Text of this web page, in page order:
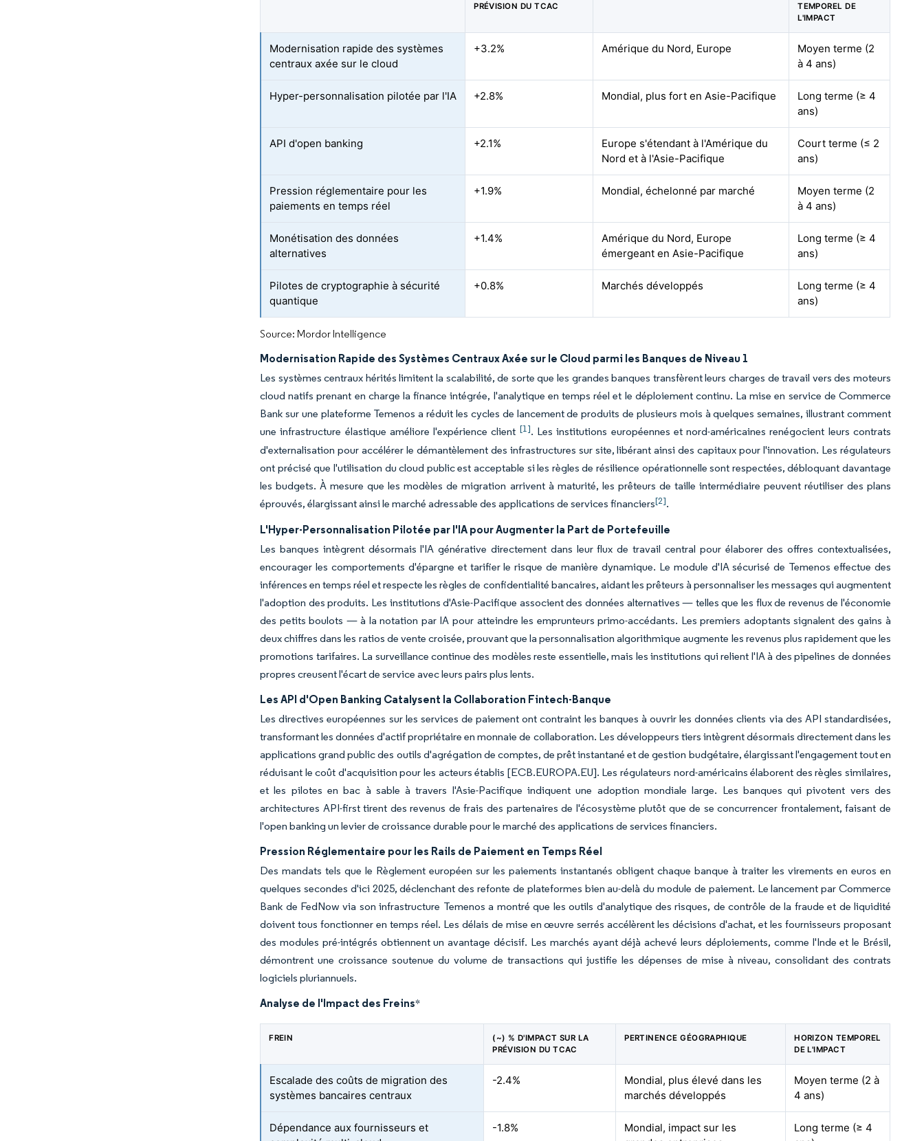
PRÉVISION DU TCAC
TEMPOREL DE
L'IMPACT
Modernisation rapide des systèmes
centraux axée sur le cloud
+3.2% Amérique du Nord, Europe
Moyen terme (2
à 4 ans)
Hyper-personnalisation pilotée par l'IA +2.8% Mondial, plus fort en Asie-Pacifique
Long terme (≥ 4
ans)
API d'open banking +2.1%
Europe s'étendant à l'Amérique du
Nord et à l'Asie-Pacifique
Court terme (≤ 2
ans)
Pression réglementaire pour les
paiements en temps réel
+1.9% Mondial, échelonné par marché
Moyen terme (2
à 4 ans)
Monétisation des données
alternatives
+1.4%
Amérique du Nord, Europe
émergeant en Asie-Pacifique
Long terme (≥ 4
ans)
Pilotes de cryptographie à sécurité
quantique
+0.8% Marchés développés
Long terme (≥ 4
ans)
Source: Mordor Intelligence
Modernisation Rapide des Systèmes Centraux Axée sur le Cloud parmi les Banques de Niveau 1
Les systèmes centraux hérités limitent la scalabilité, de sorte que les grandes banques transfèrent leurs charges de travail vers des moteurs
cloud natifs prenant en charge la finance intégrée, l'analytique en temps réel et le déploiement continu. La mise en service de Commerce
Bank sur une plateforme Temenos a réduit les cycles de lancement de produits de plusieurs mois à quelques semaines, illustrant comment
une infrastructure élastique améliore l'expérience client [1]. Les institutions européennes et nord-américaines renégocient leurs contrats
d'externalisation pour accélérer le démantèlement des infrastructures sur site, libérant ainsi des capitaux pour l'innovation. Les régulateurs
ont précisé que l'utilisation du cloud public est acceptable si les règles de résilience opérationnelle sont respectées, débloquant davantage
les budgets. À mesure que les modèles de migration arrivent à maturité, les prêteurs de taille intermédiaire peuvent réutiliser des plans
éprouvés, élargissant ainsi le marché adressable des applications de services financiers[2].
L'Hyper-Personnalisation Pilotée par l'IA pour Augmenter la Part de Portefeuille
Les banques intègrent désormais l'IA générative directement dans leur flux de travail central pour élaborer des offres contextualisées,
encourager les comportements d'épargne et tarifier le risque de manière dynamique. Le module d'IA sécurisé de Temenos effectue des
inférences en temps réel et respecte les règles de confidentialité bancaires, aidant les prêteurs à personnaliser les messages qui augmentent
l'adoption des produits. Les institutions d'Asie-Pacifique associent des données alternatives — telles que les flux de revenus de l'économie
des petits boulots — à la notation par IA pour atteindre les emprunteurs primo-accédants. Les premiers adoptants signalent des gains à
deux chiffres dans les ratios de vente croisée, prouvant que la personnalisation algorithmique augmente les revenus plus rapidement que les
promotions tarifaires. La surveillance continue des modèles reste essentielle, mais les institutions qui relient l'IA à des pipelines de données
propres creusent l'écart de service avec leurs pairs plus lents.
Les API d'Open Banking Catalysent la Collaboration Fintech-Banque
Les directives européennes sur les services de paiement ont contraint les banques à ouvrir les données clients via des API standardisées,
transformant les données d'actif propriétaire en monnaie de collaboration. Les développeurs tiers intègrent désormais directement dans les
applications grand public des outils d'agrégation de comptes, de prêt instantané et de gestion budgétaire, élargissant l'engagement tout en
réduisant le coût d'acquisition pour les acteurs établis [ECB.EUROPA.EU]. Les régulateurs nord-américains élaborent des règles similaires,
et les pilotes en bac à sable à travers l'Asie-Pacifique indiquent une adoption mondiale large. Les banques qui pivotent vers des
architectures API-first tirent des revenus de frais des partenaires de l'écosystème plutôt que de se concurrencer frontalement, faisant de
l'open banking un levier de croissance durable pour le marché des applications de services financiers.
Pression Réglementaire pour les Rails de Paiement en Temps Réel
Des mandats tels que le Règlement européen sur les paiements instantanés obligent chaque banque à traiter les virements en euros en
quelques secondes d'ici 2025, déclenchant des refonte de plateformes bien au-delà du module de paiement. Le lancement par Commerce
Bank de FedNow via son infrastructure Temenos a montré que les outils d'analytique des risques, de contrôle de la fraude et de liquidité
doivent tous fonctionner en temps réel. Les délais de mise en œuvre serrés accélèrent les décisions d'achat, et les fournisseurs proposant
des modules pré-intégrés obtiennent un avantage décisif. Les marchés ayant déjà achevé leurs déploiements, comme l'Inde et le Brésil,
démontrent une croissance soutenue du volume de transactions qui justifie les dépenses de mise à niveau, consolidant des contrats
logiciels pluriannuels.
Analyse de l'Impact des Freins*
FREIN
(~) % D'IMPACT SUR LA
PRÉVISION DU TCAC
PERTINENCE GÉOGRAPHIQUE
HORIZON TEMPOREL
DE L'IMPACT
Escalade des coûts de migration des
systèmes bancaires centraux
-2.4%
Mondial, plus élevé dans les
marchés développés
Moyen terme (2 à
4 ans)
Dépendance aux fournisseurs et
-1.8%
Mondial, impact sur les
Long terme (≥ 4